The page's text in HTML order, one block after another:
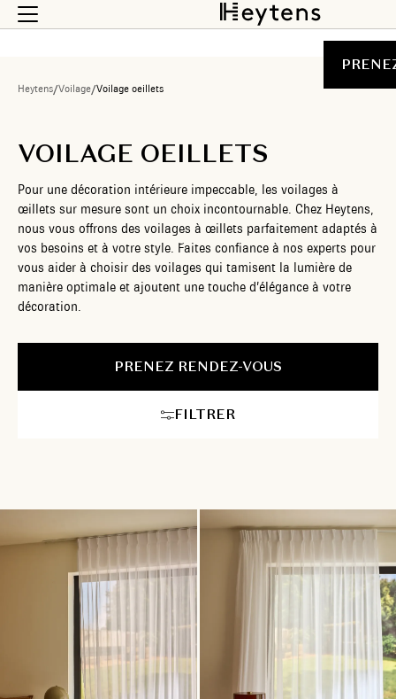
Heytens/Voilage/Voilage oeillets
VOILAGE OEILLETS
Pour une décoration intérieure impeccable, les voilages à
œillets sur mesure sont un choix incontournable. Chez Heytens,
nous vous offrons des voilages à œillets parfaitement adaptés à
vos besoins et à votre style. Faites confiance à nos experts pour
vous aider à choisir des voilages qui tamisent la lumière de
manière optimale et ajoutent une touche d’élégance à votre
décoration.
PRENEZ RENDEZ-VOUS
FILTRER